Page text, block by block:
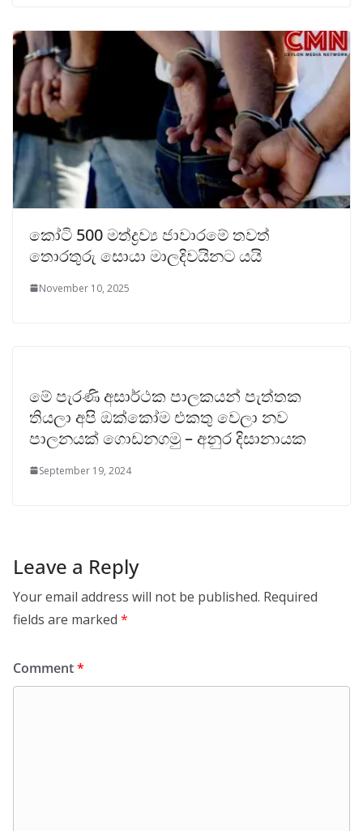
කෝටි 500 මත්ද්‍රව්‍ය ජාවාරමේ තවත්
තොරතුරු සොයා මාලදිවයිනට යයි
November 10, 2025
මේ පැරණි අසාර්ථක පාලකයන් පැත්තක
තියලා අපි ඔක්කෝම එකතු වෙලා නව
පාලනයක් ගොඩනගමු – අනුර දිසානායක
September 19, 2024
Leave a Reply
Your email address will not be published. Required
fields are marked *
Comment*